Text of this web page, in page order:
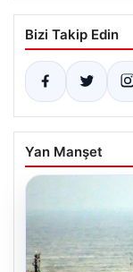
Bizi Takip Edin
Yan Manşet